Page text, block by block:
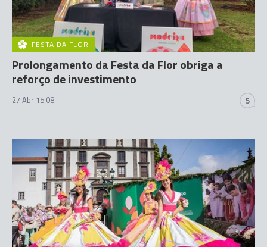
FESTA DA FLOR
Prolongamento da Festa da Flor obriga a
reforço de investimento
27 Abr 15:08 5